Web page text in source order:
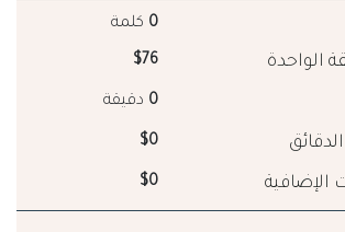
0 كلمة
الواحدة $76
0 دقيقة
$0
الإضافية $0